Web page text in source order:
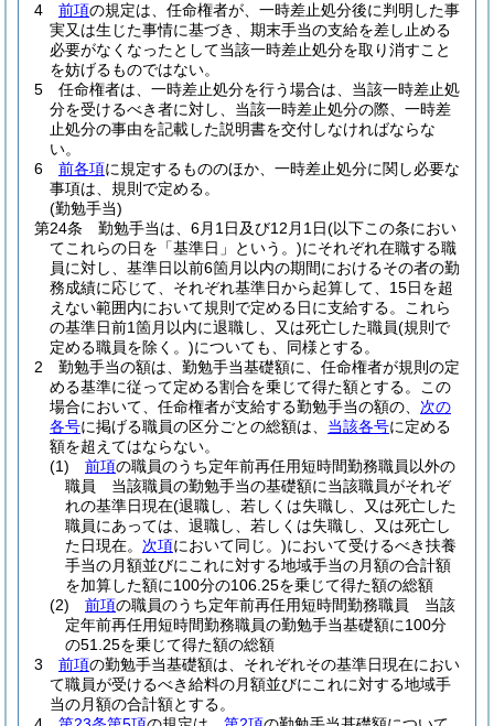
4
前項の規定は、任命権者が、一時差止処分後に判明した事
実又は生じた事情に基づき、期末手当の支給を差し止める
必要がなくなったとして当該一時差止処分を取り消すこと
を妨げるものではない。
5
任命権者は、一時差止処分を行う場合は、当該一時差止処
分を受けるべき者に対し、当該一時差止処分の際、一時差
止処分の事由を記載した説明書を交付しなければならな
い。
6
前各項に規定するもののほか、一時差止処分に関し必要な
事項は、規則で定める。
(勤勉手当)
第24条
勤勉手当は、6月1日及び12月1日(以下この条におい
てこれらの日を「基準日」という。)にそれぞれ在職する職
員に対し、基準日以前6箇月以内の期間におけるその者の勤
務成績に応じて、それぞれ基準日から起算して、15日を超
えない範囲内において規則で定める日に支給する。
これら
の基準日前1箇月以内に退職し、又は死亡した職員(規則で
定める職員を除く。)についても、同様とする。
2
勤勉手当の額は、勤勉手当基礎額に、任命権者が規則の定
める基準に従って定める割合を乗じて得た額とする。
この
場合において、任命権者が支給する勤勉手当の額の、 次の
各号に掲げる職員の区分ごとの総額は、 当該各号に定める
額を超えてはならない。
(1)
前項の職員のうち定年前再任用短時間勤務職員以外の
職員 当該職員の勤勉手当の基礎額に当該職員がそれぞ
れの基準日現在(退職し、若しくは失職し、又は死亡した
職員にあっては、退職し、若しくは失職し、又は死亡し
た日現在。 次項において同じ。)において受けるべき扶養
手当の月額並びにこれに対する地域手当の月額の合計額
を加算した額に100分の106.25を乗じて得た額の総額
(2)
前項の職員のうち定年前再任用短時間勤務職員 当該
定年前再任用短時間勤務職員の勤勉手当基礎額に100分
の51.25を乗じて得た額の総額
3
前項の勤勉手当基礎額は、それぞれその基準日現在におい
て職員が受けるべき給料の月額並びにこれに対する地域手
当の月額の合計額とする。